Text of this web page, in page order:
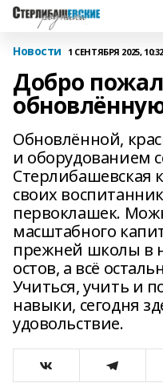
Новости 1 СЕНТЯБРЯ 2025, 10:32
Добро
Обновлённой,
и оборудованием
Стерлибашевская
своих
первоклашек.
масштабного
прежней школы в
остов, а всё
Учиться, учить и
навыки, сегодня
удовольствие.